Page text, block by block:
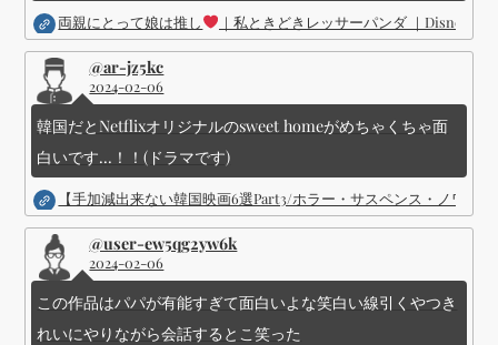
両親にとって娘は推し ｜私ときどきレッサーパンダ ｜Disney (
@ar-jz5kc
2024-02-06
韓国だとNetflixオリジナルのsweet homeがめちゃくちゃ面
白いです...！！(ドラマです)
【手加減出来ない韓国映画6選Part3/ホラー・サスペンス・ノワー
@user-ew5qg2yw6k
2024-02-06
この作品はパパが有能すぎて面白いよな笑白い線引くやつき
れいにやりながら会話するとこ笑った